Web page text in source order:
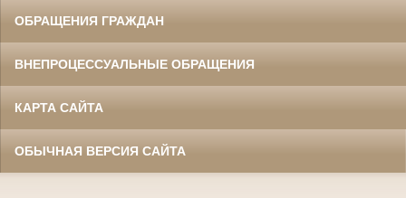
ОБРАЩЕНИЯ ГРАЖДАН
ВНЕПРОЦЕССУАЛЬНЫЕ ОБРАЩЕНИЯ
КАРТА САЙТА
ОБЫЧНАЯ ВЕРСИЯ САЙТА